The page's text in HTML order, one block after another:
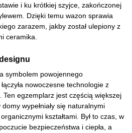
i ku krótkiej szyjce, zakończonej
Dzięki temu wazon sprawia
zarazem, jakby został ulepiony z
ceramika.
symbolem powojennego
nowoczesne technologie z
Ten egzemplarz jest częścią większej
wypełniały się naturalnymi
kształtami. Był to czas, w
bezpieczeństwa i ciepła, a